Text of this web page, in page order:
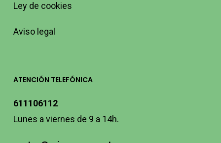
Ley de cookies
Aviso legal
ATENCIÓN TELEFÓNICA
611106112
Lunes a viernes de 9 a 14h.